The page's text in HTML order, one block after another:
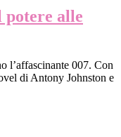
alle
l’affascinante 007. Con
di Antony Johnston e